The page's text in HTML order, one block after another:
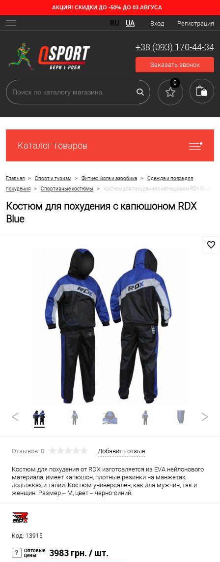
АКЦИЯ! СКИДКИ ДО -50% ДО 03 АВГУСА
Вход Регистрация
RU UA
+38 (093) 170-44-34
Заказать звонок
0
Каталог товаров
Главная > Спорт и туризм > Фитнес, йога и аэробика >
Одежда и пояса для
похудения
> Спортивные костюмы > Костюм для похудения с капюшоном RDX Blue
Костюм для похудения с капюшоном RDX
Blue
Отзывов: 0 Добавить отзыв
Костюм для похудения от RDX изготовляется из EVA нейлонового
материала, имеет капюшон, плотные резинки на манжетах,
лодыжках и талии. Костюм универсален, как для мужчин, так и
женщин. Размер – М, цвет – черно-синий.
Код: 13915
Оптовые
цены 3983 грн. / шт.